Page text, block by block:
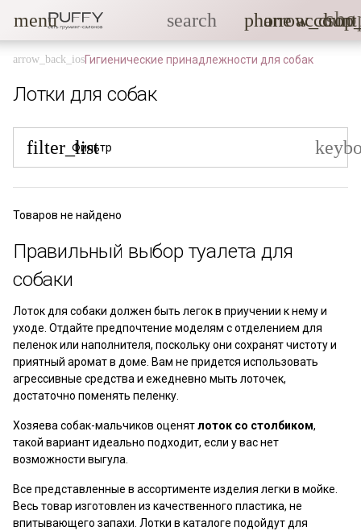
menu search phone
Гигиенические принадлежности для собак
Лотки для собак
filter_list
Фильтр
Товаров не найдено
Правильный выбор туалета для
собаки
Лоток для собаки должен быть легок в приучении к нему и
уходе. Отдайте предпочтение моделям с отделением для
пеленок или наполнителя, поскольку они сохранят чистоту и
приятный аромат в доме. Вам не придется использовать
агрессивные средства и ежедневно мыть лоточек,
достаточно поменять пеленку.
Хозяева собак-мальчиков оценятлоток со столбиком,
такой вариант идеально подходит, если у вас нет
возможности выгула.
Все представленные в ассортименте изделия легки в мойке.
Весь товар изготовлен из качественного пластика, не
впитывающего запахи. Лотки в каталоге подойдут для